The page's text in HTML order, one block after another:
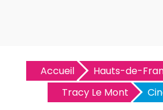
Accueil Hauts-de-
Tracy Le Mont